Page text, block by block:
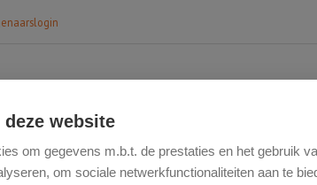
website
om gegevens m.b.t. de prestaties en het gebruik
om sociale netwerkfunctionaliteiten aan te